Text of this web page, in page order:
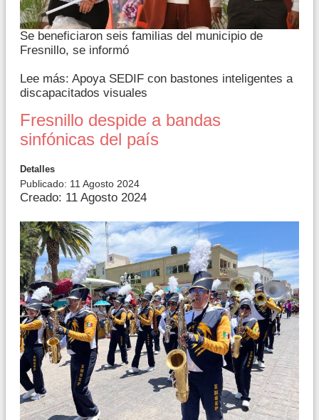
Se beneficiaron seis familias del municipio de
Fresnillo, se informó
Lee más: Apoya SEDIF con bastones inteligentes a
discapacitados visuales
Fresnillo despide a bandas
sinfónicas del país
Detalles
Publicado: 11 Agosto 2024
Creado: 11 Agosto 2024